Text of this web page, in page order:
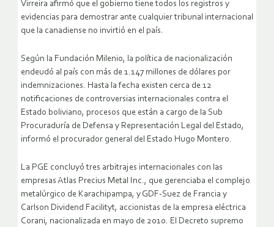
Virreira afirmó que el gobierno tiene todos los registros y
evidencias para demostrar ante cualquier tribunal internacional
que la canadiense no invirtió en el país.
Según la Fundación Milenio, la política de nacionalización
endeudó al país con más de 1.147 millones de dólares por
indemnizaciones. Hasta la fecha existen cerca de 12
notificaciones de controversias internacionales contra el
Estado boliviano, procesos que están a cargo de la Sub
Procuraduría de Defensa y Representación Legal del Estado,
informó el procurador general del Estado Hugo Montero.
La PGE concluyó tres arbitrajes internacionales con las
empresas Atlas Precius Metal Inc., que gerenciaba el complejo
metalúrgico de Karachipampa, y GDF-Suez de Francia y
Carlson Dividend Facilityt, accionistas de la empresa eléctrica
Corani, nacionalizada en mayo de 2010. El Decreto supremo